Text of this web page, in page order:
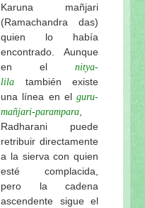
Karuna mañjari
(Ramachandra das)
quien lo había
encontrado. Aunque
en el nitya-
lila también existe
una línea en el guru-
mañjari-parampara
Radharani puede
retribuir directamente
a la sierva con quien
esté complacida,
pero la cadena
ascendente sigue el